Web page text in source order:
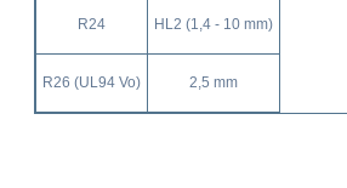
R24 HL2 (1,4 - 10 mm)
R26 (UL94 Vo) 2,5 mm